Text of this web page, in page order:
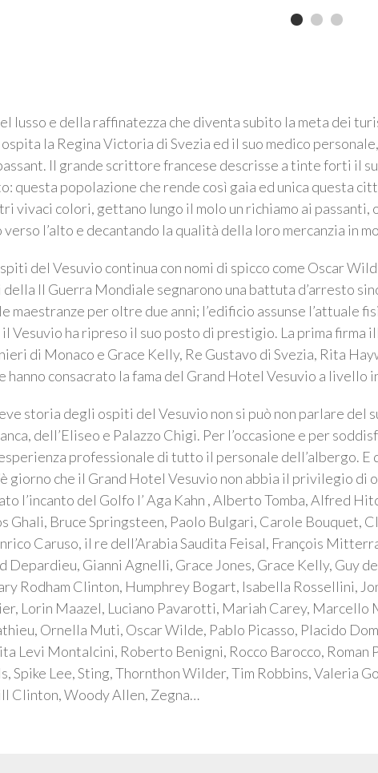
lusso e della raffinatezza che diventa subito la meta dei
ospita la Regina Victoria di Svezia ed il suo medico
Il grande scrittore francese descrisse a tinte forti il
questa popolazione che rende così gaia ed unica questa
vivaci colori, gettano lungo il molo un richiamo ai
l’alto e decantando la qualità della loro mercanzia in
del Vesuvio continua con nomi di spicco come Oscar
della II Guerra Mondiale segnarono una battuta d’arresto
maestranze per oltre due anni; l’edificio assunse l’attuale
Vesuvio ha ripreso il suo posto di prestigio. La prima
di Monaco e Grace Kelly, Re Gustavo di Svezia, Rita
consacrato la fama del Grand Hotel Vesuvio a livello
storia degli ospiti del Vesuvio non si può non parlare del
dell’Eliseo e Palazzo Chigi. Per l’occasione e per
professionale di tutto il personale dell’albergo.
giorno che il Grand Hotel Vesuvio non abbia il privilegio
l’incanto del Golfo l’ Aga Kahn , Alberto Tomba, Alfred
Ghali, Bruce Springsteen, Paolo Bulgari, Carole Bouquet,
Caruso, il re dell’Arabia Saudita Feisal, François
Depardieu, Gianni Agnelli, Grace Jones, Grace Kelly, Guy
Rodham Clinton, Humphrey Bogart, Isabella Rossellini,
Lorin Maazel, Luciano Pavarotti, Mariah Carey,
Ornella Muti, Oscar Wilde, Pablo Picasso, Placido
Levi Montalcini, Roberto Benigni, Rocco Barocco, Roman
Spike Lee, Sting, Thornthon Wilder, Tim Robbins, Valeria
Clinton, Woody Allen, Zegna…